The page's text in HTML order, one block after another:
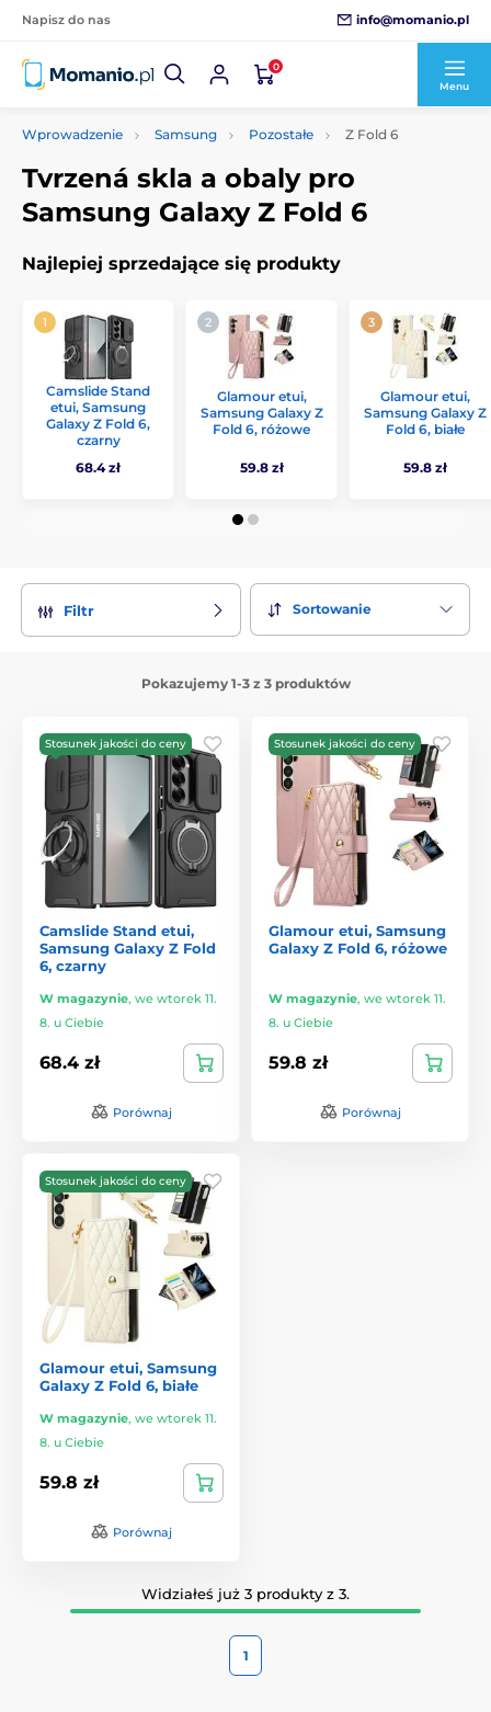
Napisz do nas info@momanio.pl
0
Menu
Wprowadzenie Samsung Pozostałe Z Fold 6
Tvrzená skla a obaly pro
Samsung Galaxy Z Fold 6
Najlepiej sprzedające się produkty
Camslide Stand
etui, Samsung
Galaxy Z Fold 6,
czarny
68.4 zł
Glamour etui,
Samsung Galaxy Z
Fold 6, różowe
59.8 zł
Glamour etui,
Samsung Galaxy Z
Fold 6, białe
59.8 zł
Filtr Sortowanie
Pokazujemy 1-3 z 3 produktów
Stosunek jakości do ceny
Camslide Stand etui,
Samsung Galaxy Z Fold
6, czarny
W magazynie, we wtorek 11.
8. u Ciebie
68.4 zł
Porównaj
Stosunek jakości do ceny
Glamour etui, Samsung
Galaxy Z Fold 6, różowe
W magazynie, we wtorek 11.
8. u Ciebie
59.8 zł
Porównaj
Stosunek jakości do ceny
Glamour etui, Samsung
Galaxy Z Fold 6, białe
W magazynie, we wtorek 11.
8. u Ciebie
59.8 zł
Porównaj
Widziałeś już 3 produkty z 3.
1